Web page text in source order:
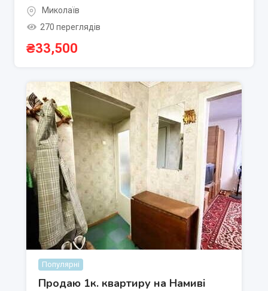
Миколаїв
270 переглядів
₴33,500
Популярні
Продаю 1к. квартиру на Намиві